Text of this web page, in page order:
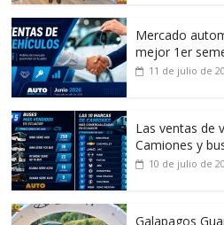
Mercado
mejor 1er
11 de julio de
Las ventas de
Camiones y
10 de julio de
Galapagos